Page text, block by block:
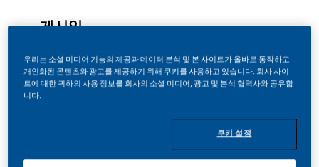
게시일
우리는 소셜 미디어 기능의 제공과 데이터 분석 및 본 사이트가 올바로 동작하고
개인화된 콘텐츠와 광고를 제공하기 위해 쿠키를 사용하고 있습니다. 회사 사이
트에 대한 귀하의 사용 정보를 회사의 소셜 미디어, 광고 및 분석 협력사와 공유합
니다.
쿠키 설정